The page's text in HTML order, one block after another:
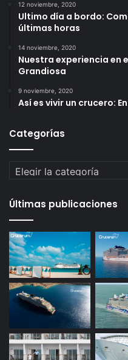
12 noviembre, 2020
Ultimo día a bordo:
últimas horas
14 noviembre, 2020
Nuestra experiencia en
Grandiosa
9 noviembre, 2020
Así es vivir un crucero:
Categorías
Categorías
Últimas publicaciones